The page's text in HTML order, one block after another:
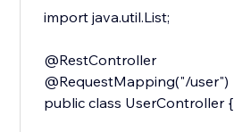
import java.util.List;
@RestController
@RequestMapping("/user")
public class UserController {